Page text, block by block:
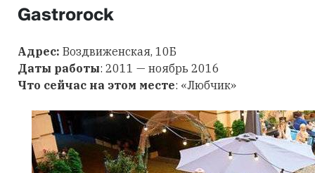
Gastrorock
Адрес: Воздвиженская, 10Б
Даты работы: 2011 — ноябрь 2016
Что сейчас на этом месте: «Любчик»